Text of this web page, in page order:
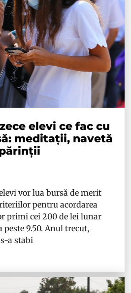
elevi ce fac cu
meditații, navetă
vor lua bursă de merit
pentru acordarea
primi cei 200 de lei lunar
peste 9.50. Anul trecut,
a stabi